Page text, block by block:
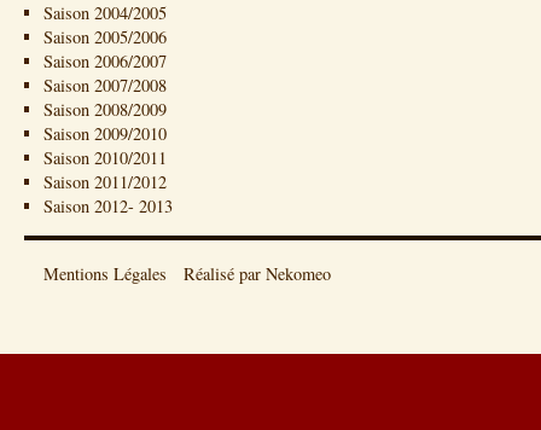
Saison 2004/2005
Saison 2005/2006
Saison 2006/2007
Saison 2007/2008
Saison 2008/2009
Saison 2009/2010
Saison 2010/2011
Saison 2011/2012
Saison 2012- 2013
Mentions Légales Réalisé par Nekomeo